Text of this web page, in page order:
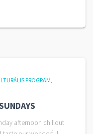
PROGRAM
afternoon chillout